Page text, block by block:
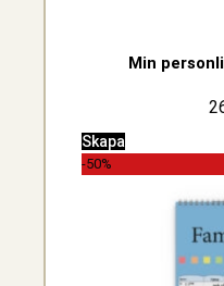
Min
Skapa
-50%